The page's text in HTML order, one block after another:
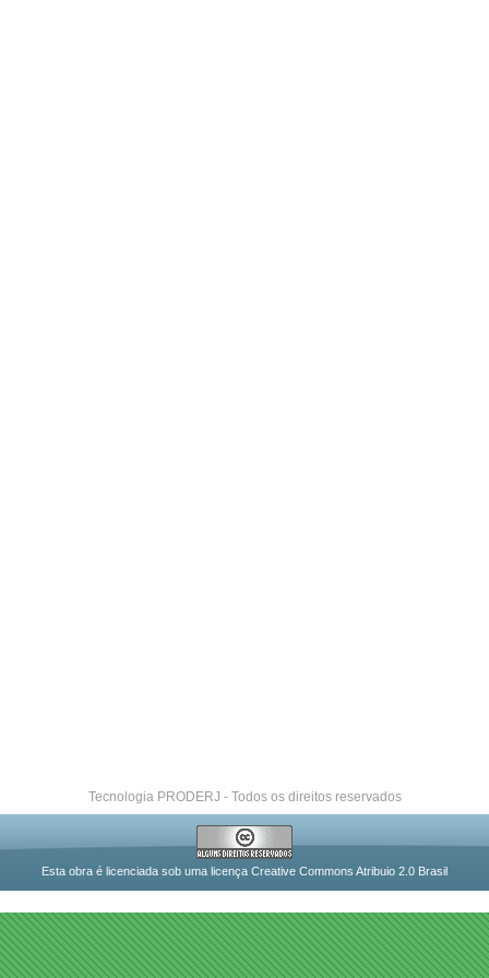
Tecnologia PRODERJ - Todos os direitos reservados
Esta obra é licenciada sob uma licença Creative Commons Atribuio 2.0 Brasil